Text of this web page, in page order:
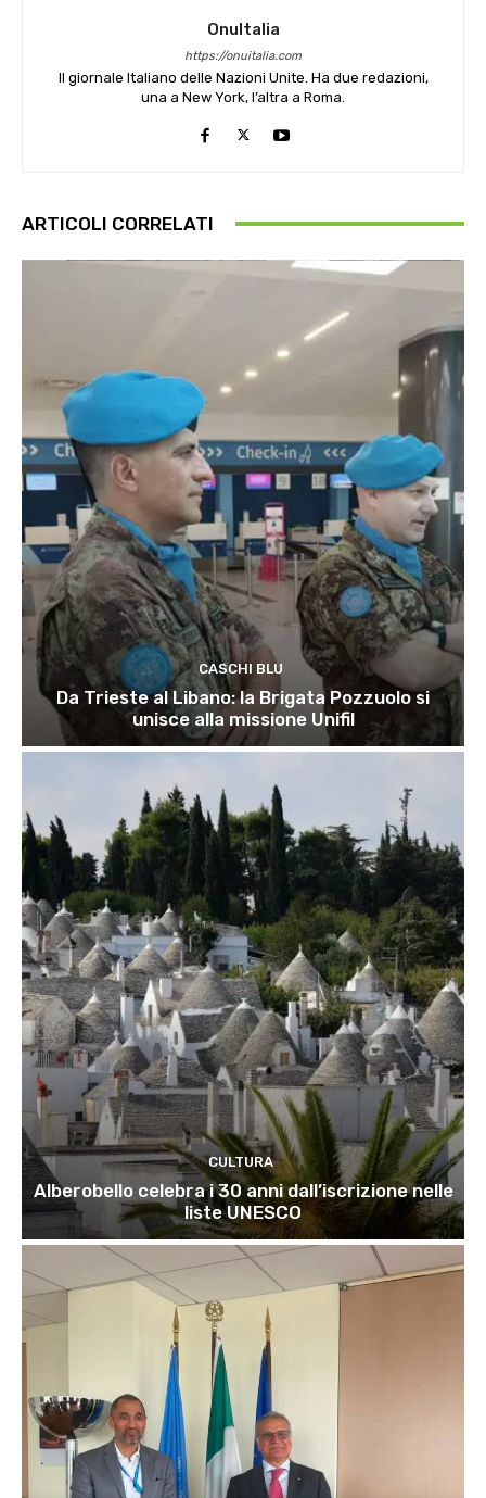
OnuItalia
https://onuitalia.com
Il giornale Italiano delle Nazioni Unite. Ha due redazioni,
una a New York, l’altra a Roma.
ARTICOLI CORRELATI
CASCHI BLU
Da Trieste al Libano: la Brigata Pozzuolo si
unisce alla missione Unifil
CULTURA
Alberobello celebra i 30 anni dall’iscrizione nelle
liste UNESCO